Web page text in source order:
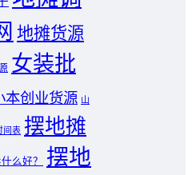
地摊货源
女装批
本创业货源 山
间表 摆地摊
么好？
摆地